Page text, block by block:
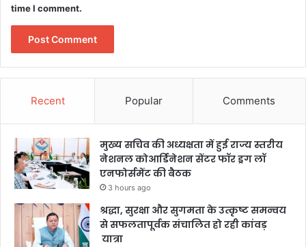
time I comment.
Recent Popular Comments
मुख्य सचिव की अध्यक्षता में हुई राज्य स्तरीय
नेशनल कोआर्डिनेशन सेंटर फॉर ड्रग लॉ
एनफोर्समेंट की बैठक
3 hours ago
श्रद्धा, सुरक्षा और सुगमता के उत्कृष्ट समन्वय
से सफलतापूर्वक संचालित हो रही कांवड़
यात्रा